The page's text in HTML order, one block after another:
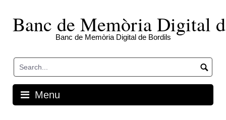
contentBanc de Memòria Digital
Banc de Memòria Digital de Bordils
Menu